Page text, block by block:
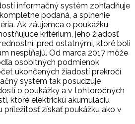
informačný systém zohľadňuje
podaná, a splnenie
Ak záujemca o poukážku
kritérium, jeho žiadosť
pred ostatnými, ktoré boli
nespĺňajú. Od marca 2017 môže
osobitných podmienok
ukončených žiadostí prekročí
systém tak posudzuje
o poukážky a v tohtoročných
ktoré elektrickú akumuláciu
príležitosť získať poukážku ako v